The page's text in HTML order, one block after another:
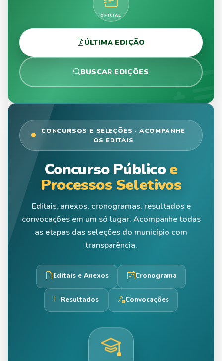
OFICIAL
ÚLTIMA EDIÇÃO
BUSCAR EDIÇÕES
CONCURSOS E SELEÇÕES · ACOMPANHE
OS EDITAIS
Concurso Públicoe
Processos Seletivos
Editais, anexos, cronogramas, resultados e
convocações em um só lugar. Acompanhe todas
as etapas das seleções do município com
transparência.
Editais e Anexos Cronograma
Resultados Convocações
SELEÇÕES